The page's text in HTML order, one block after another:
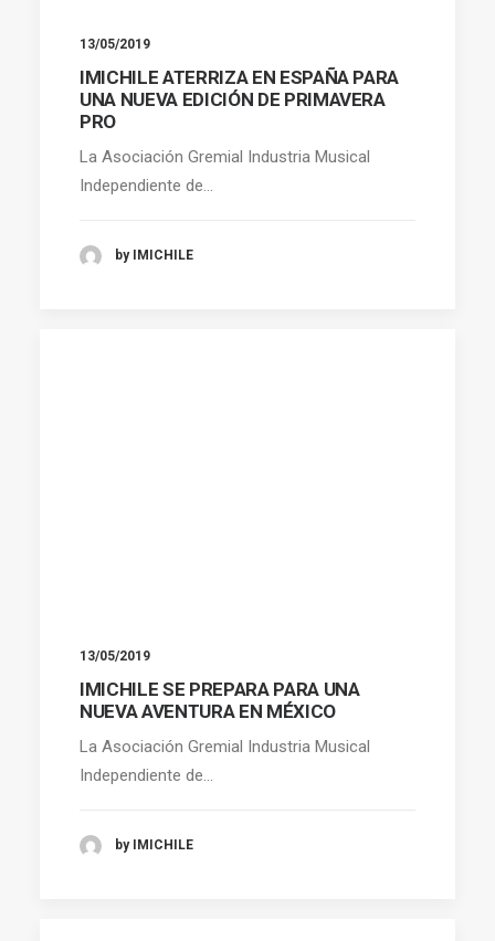
13/05/2019
IMICHILE ATERRIZA EN ESPAÑA PARA
UNA NUEVA EDICIÓN DE PRIMAVERA
PRO
La Asociación Gremial Industria Musical
Independiente de…
by IMICHILE
13/05/2019
IMICHILE SE PREPARA PARA UNA
NUEVA AVENTURA EN MÉXICO
La Asociación Gremial Industria Musical
Independiente de…
by IMICHILE